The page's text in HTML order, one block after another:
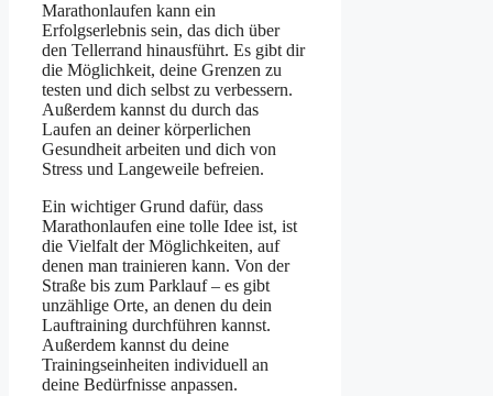
Marathonlaufen kann ein
Erfolgserlebnis sein, das dich über
den Tellerrand hinausführt. Es gibt dir
die Möglichkeit, deine Grenzen zu
testen und dich selbst zu verbessern.
Außerdem kannst du durch das
Laufen an deiner körperlichen
Gesundheit arbeiten und dich von
Stress und Langeweile befreien.
Ein wichtiger Grund dafür, dass
Marathonlaufen eine tolle Idee ist, ist
die Vielfalt der Möglichkeiten, auf
denen man trainieren kann. Von der
Straße bis zum Parklauf – es gibt
unzählige Orte, an denen du dein
Lauftraining durchführen kannst.
Außerdem kannst du deine
Trainingseinheiten individuell an
deine Bedürfnisse anpassen.